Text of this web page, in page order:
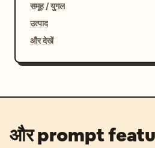
समूह / युगल
उत्पाद
और देखें
और prompt